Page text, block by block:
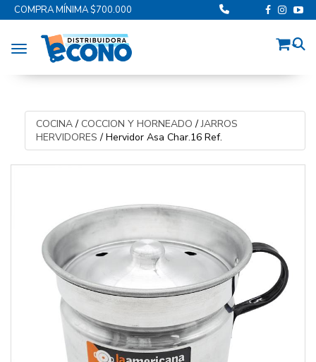
COMPRA MÍNIMA $700.000
Toggle navigation
COCINA/ COCCION Y HORNEADO /JARROS
HERVIDORES / Hervidor Asa Char.16 Ref.